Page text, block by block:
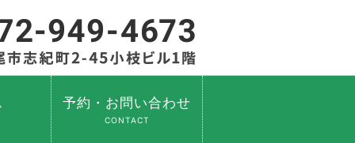
予約・お問い合わせ
CONTACT